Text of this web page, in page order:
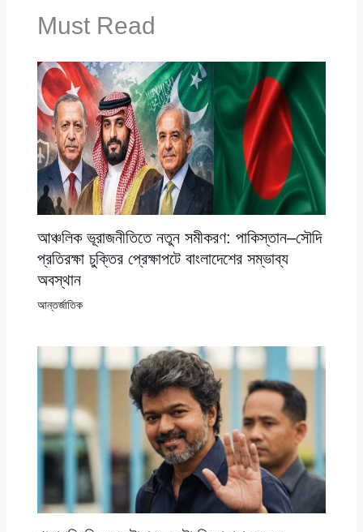
Must Read
আঞ্চলিক ভূরাজনীতিতে নতুন সমীকরণ: পাকিস্তান–সৌদি
প্রতিরক্ষা চুক্তির প্রেক্ষাপটে বাংলাদেশের সম্ভাব্য
অবস্থান
আন্তর্জাতিক